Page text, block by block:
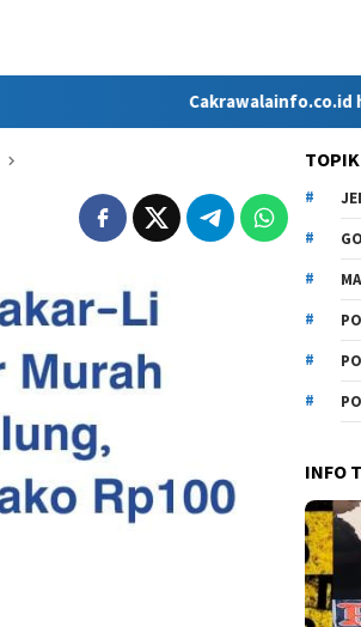
Cakrawalainfo.co.id hadir
INFO